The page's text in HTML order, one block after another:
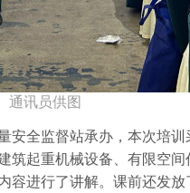
通讯员供图
安全监督站承办，本次培
起重机械设备、有限空
容进行了讲解。课前还发